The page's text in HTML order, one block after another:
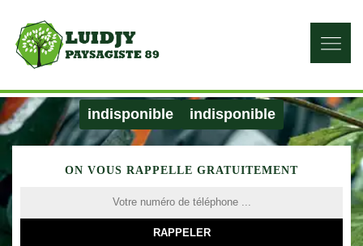
indisponible indisponible
ON VOUS RAPPELLE GRATUITEMENT